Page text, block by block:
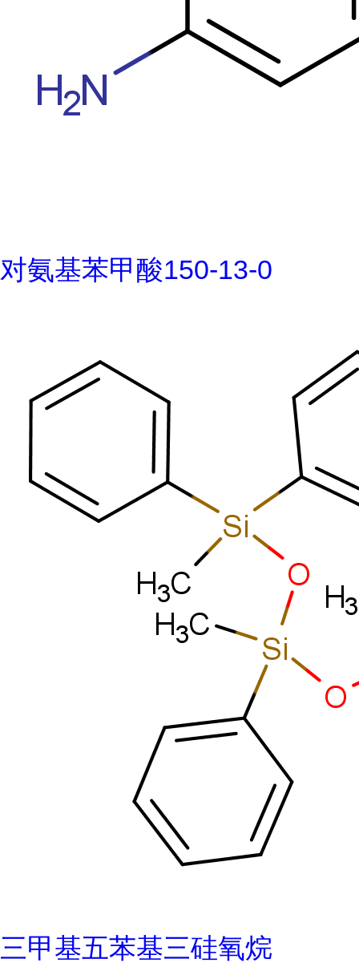
对氨基苯甲酸150-13-0
三甲基五苯基三硅氧烷